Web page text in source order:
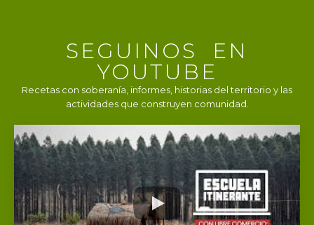
SEGUINOS EN
YOUTUBE
Recetas con soberanía, informes, historias del territorio y las
actividades que construyen comunidad.